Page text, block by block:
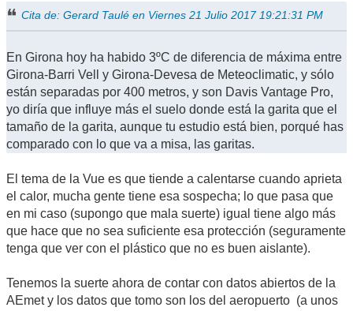
Cita de: Gerard Taulé en Viernes 21 Julio 2017 19:21:31 PM
En Girona hoy ha habido 3ºC de diferencia de máxima entre
Girona-Barri Vell y Girona-Devesa de Meteoclimatic, y sólo
están separadas por 400 metros, y son Davis Vantage Pro,
yo diría que influye más el suelo donde está la garita que el
tamaño de la garita, aunque tu estudio está bien, porqué has
comparado con lo que va a misa, las garitas.
El tema de la Vue es que tiende a calentarse cuando aprieta
el calor, mucha gente tiene esa sospecha; lo que pasa que
en mi caso (supongo que mala suerte) igual tiene algo más
que hace que no sea suficiente esa protección (seguramente
tenga que ver con el plástico que no es buen aislante).
Tenemos la suerte ahora de contar con datos abiertos de la
AEmet y los datos que tomo son los del aeropuerto (a unos